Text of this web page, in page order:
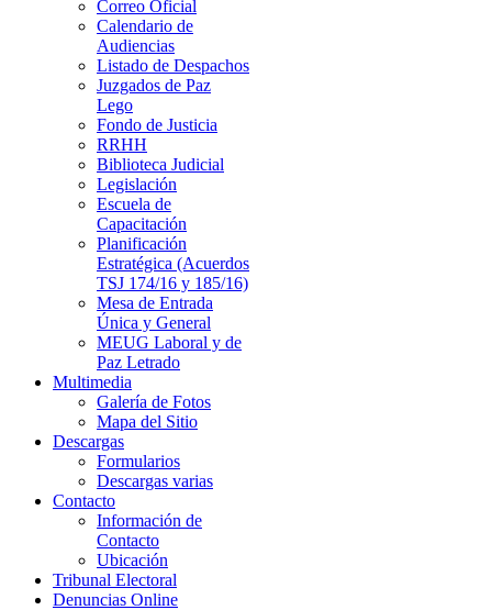
Correo Oficial
Calendario de
Audiencias
Listado de Despachos
Juzgados de Paz
Lego
Fondo de Justicia
RRHH
Biblioteca Judicial
Legislación
Escuela de
Capacitación
Planificación
Estratégica (Acuerdos
TSJ 174/16 y 185/16)
Mesa de Entrada
Única y General
MEUG Laboral y de
Paz Letrado
Multimedia
Galería de Fotos
Mapa del Sitio
Descargas
Formularios
Descargas varias
Contacto
Información de
Contacto
Ubicación
Tribunal Electoral
Denuncias Online